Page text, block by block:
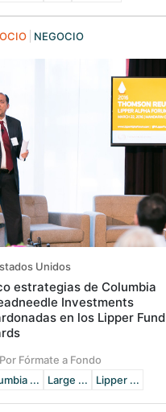
NEGOCIO
Unidos
estrategias de Columbia
Investments
en los Lipper Fund
Por Fórmate a Fondo
...
Large ... Lipper ...